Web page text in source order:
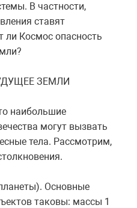
В частности,
ставят
ли Космос опасность
ЗЕМЛИ
наибольшие
могут вызвать
тела. Рассмотрим,
Основные
таковы: массы 1